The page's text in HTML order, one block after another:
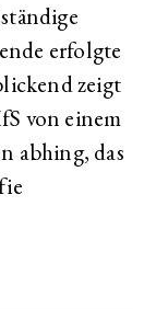
erfolgte
zeigt
von einem
abhing, das